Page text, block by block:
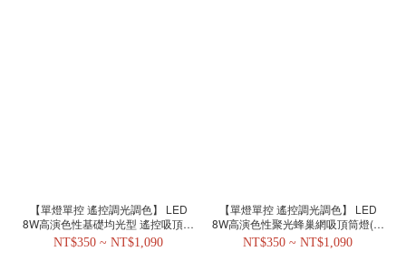
【單燈單控 遙控調光調色】 LED
8W高演色性基礎均光型 遙控吸頂筒
燈(黃光/陽光)(黑/白) KK 41223-DM
【實體門市保固】
NT$350 ~ NT$1,090
【單燈單控 遙控調光調色】 LED
8W高演色性聚光蜂巢網吸頂筒燈(黃
光/陽光/白光)(黑/白)飛利浦光源 KK-
41233-DM【實體門市保固】
NT$350 ~ NT$1,090